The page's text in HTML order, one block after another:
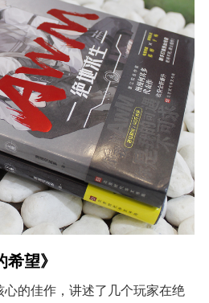
望》
的佳作，讲述了几个玩家在绝